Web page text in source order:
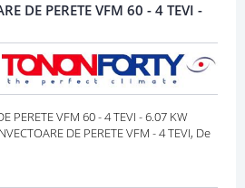
DE PERETE VFM 60 - 4 TEVI -
PERETE VFM 60 - 4 TEVI - 6.07 KW
DE PERETE VFM - 4 TEVI, De